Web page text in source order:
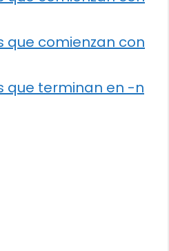
que comienzan con
que terminan en -n